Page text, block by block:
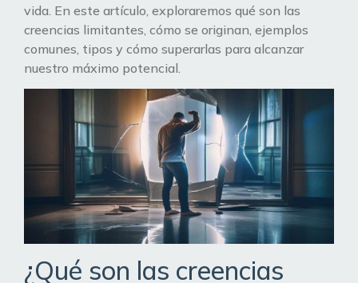
vida. En este artículo, exploraremos qué son las
creencias limitantes, cómo se originan, ejemplos
comunes, tipos y cómo superarlas para alcanzar
nuestro máximo potencial.
¿Qué son las creencias